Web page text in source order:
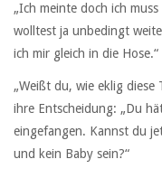
„Ich meinte doch ich
wolltest ja unbedingt
ich mir gleich in die Hose.“
„Weißt du, wie eklig diese
ihre Entscheidung: „Du
eingefangen. Kannst du
und kein Baby sein?“